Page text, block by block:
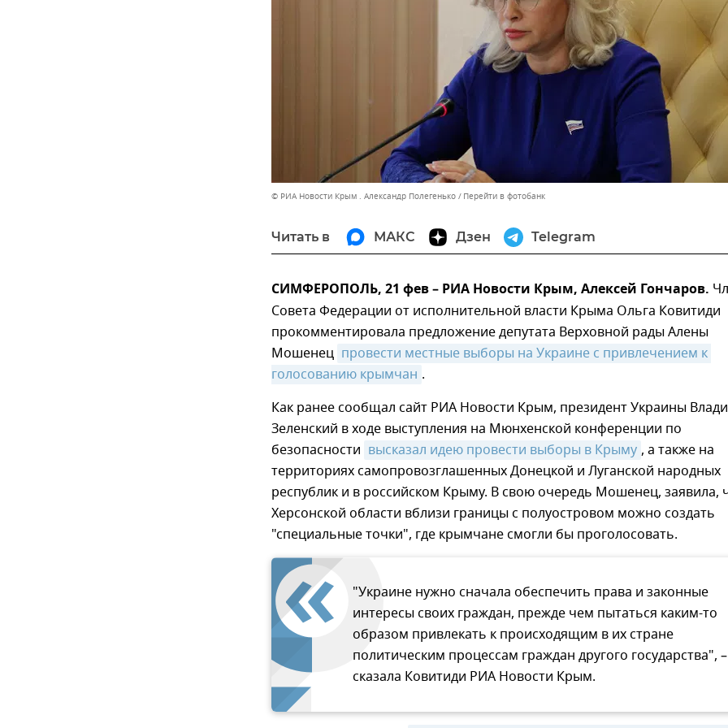
© РИА Новости Крым . Александр Полегенько Перейти в фотобанк
Читать в МАКС Дзен Telegram
СИМФЕРОПОЛЬ, 21 фев – РИА Новости Крым, Алексей Гончаров.
Совета Федерации от исполнительной власти Крыма Ольга Ковитиди
прокомментировала предложение депутата Верховной рады Алены
Мошенец провести местные выборы на Украине с привлечением к
голосованию крымчан .
Как ранее сообщал сайт РИА Новости Крым, президент Украины
Зеленский в ходе выступления на Мюнхенской конференции по
безопасности высказал идею провести выборы в Крыму , а также на
территориях самопровозглашенных Донецкой и Луганской народных
республик и в российском Крыму. В свою очередь Мошенец, заявила,
Херсонской области вблизи границы с полуостровом можно создать
"специальные точки", где крымчане смогли бы проголосовать.
"Украине нужно сначала обеспечить права и законные
интересы своих граждан, прежде чем пытаться каким-то
образом привлекать к происходящим в их стране
политическим процессам граждан другого государства", –
сказала Ковитиди РИА Новости Крым.